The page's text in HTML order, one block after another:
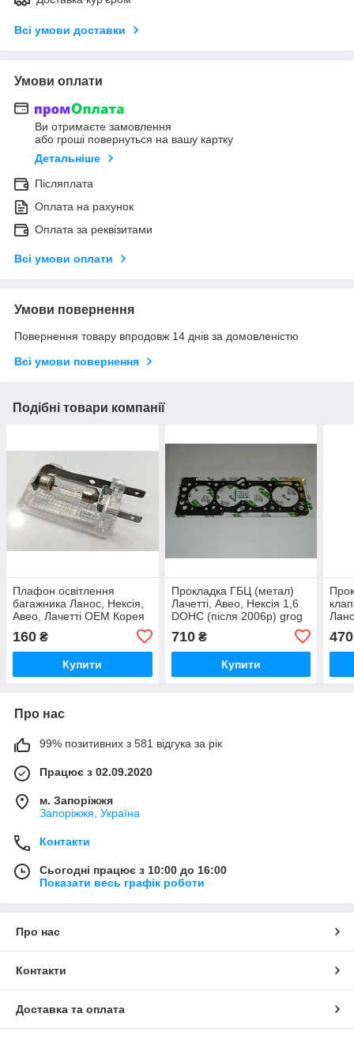
Всі умови доставки
Умови оплати
Ви отримаєте замовлення
або гроші повернуться на вашу картку
Детальніше
Післяплата
Оплата на рахунок
Оплата за реквізитами
Всі умови оплати
Умови повернення
Повернення товару впродовж 14 днів за домовленістю
Всі умови повернення
Подібні товари компанії
Плафон освітлення
багажника Ланос, Нексія,
Авео, Лачетті OEM Корея
160 ₴
Купити
Прокладка ГБЦ (метал)
Лачетті, Авео, Нексія 1,6
DOHC (після 2006р) grog
710₴
Купити
470
Про нас
99% позитивних з 581 відгука за рік
Працює з 02.09.2020
м. Запоріжжя
Запоріжжя, Україна
Контакти
Сьогодні працює з 10:00 до 16:00
Показати весь графік роботи
Про нас
Контакти
Доставка та оплата